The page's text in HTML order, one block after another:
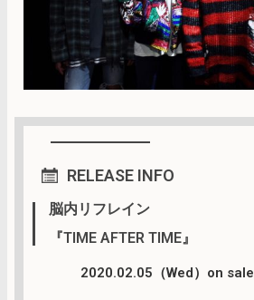
RELEASE INFO
脳内リフレイン
『TIME AFTER TIME』
2020.02.05（Wed）on sale